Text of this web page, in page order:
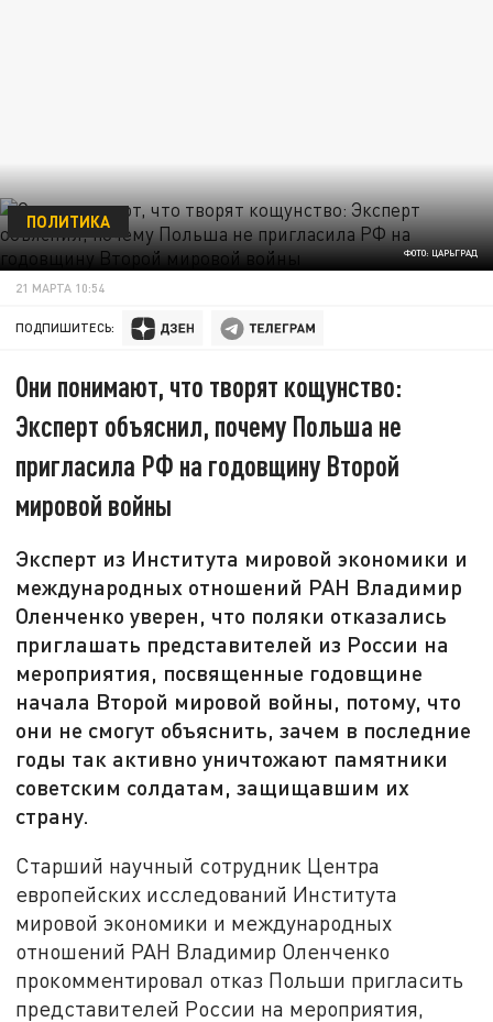
ФОТО: ЦАРЬГРАД
ПОЛИТИКА
21 МАРТА 10:54
ПОДПИШИТЕСЬ:
Они понимают, что творят кощунство:
Эксперт объяснил, почему Польша не
пригласила РФ на годовщину Второй
мировой войны
Эксперт из Института мировой экономики и
международных отношений РАН Владимир
Оленченко уверен, что поляки отказались
приглашать представителей из России на
мероприятия, посвященные годовщине
начала Второй мировой войны, потому, что
они не смогут объяснить, зачем в последние
годы так активно уничтожают памятники
советским солдатам, защищавшим их
страну.
Старший научный сотрудник Центра
европейских исследований Института
мировой экономики и международных
отношений РАН Владимир Оленченко
прокомментировал отказ Польши пригласить
представителей России на мероприятия,